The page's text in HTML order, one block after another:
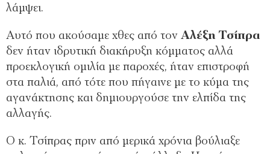
λάμψει.
Αυτό που ακούσαμε χθες από τον Αλέξη Τσίπρα
δεν ήταν ιδρυτική διακήρυξη κόμματος αλλά
προεκλογική ομιλία με παροχές, ήταν επιστροφή
στα παλιά, από τότε που πήγαινε με το κύμα της
αγανάκτησης και δημιουργούσε την ελπίδα της
αλλαγής.
Ο κ. Τσίπρας πριν από μερικά χρόνια βούλιαξε